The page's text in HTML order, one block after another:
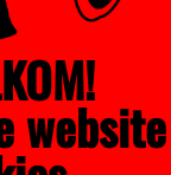
voor
voor het hoger
verder